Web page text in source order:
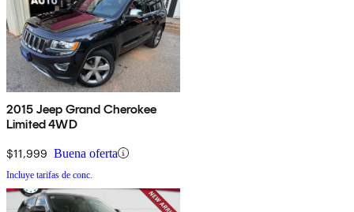
2015 Jeep Grand Cherokee
Limited 4WD
$11,999 Buena oferta
Incluye tarifas de conc.